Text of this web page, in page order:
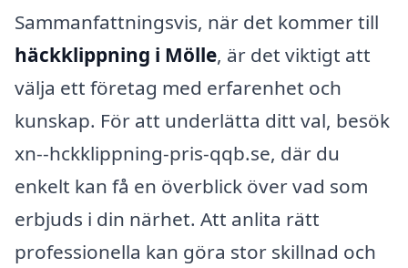
Sammanfattningsvis, när det kommer till
häckklippning i Mölle, är det viktigt att
välja ett företag med erfarenhet och
kunskap. För att underlätta ditt val, besök
xn--hckklippning-pris-qqb.se, där du
enkelt kan få en överblick över vad som
erbjuds i din närhet. Att anlita rätt
professionella kan göra stor skillnad och